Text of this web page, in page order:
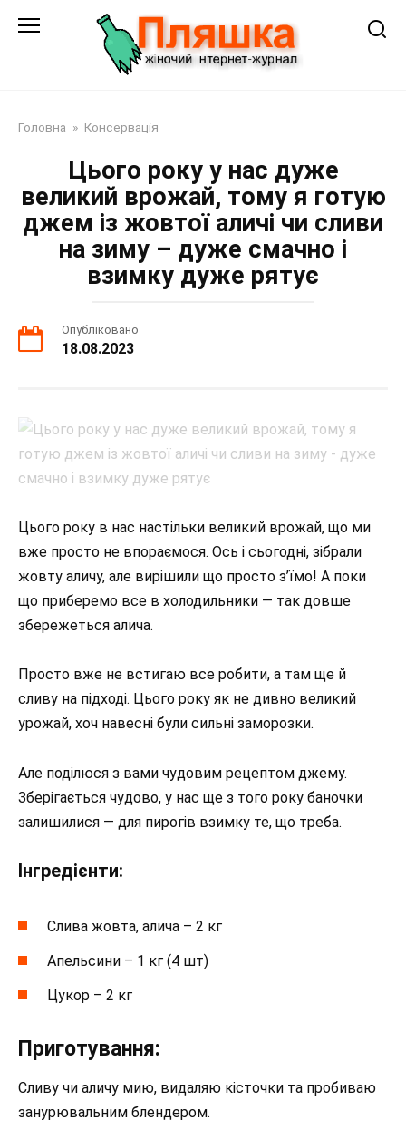
Головна » Консервація
Цього року у нас дуже
великий врожай, тому я готую
джем із жовтої аличі чи сливи
на зиму – дуже смачно і
взимку дуже рятує
Опубліковано
18.08.2023
Цього року в нас настільки великий врожай, що ми
вже просто не впораємося. Ось і сьогодні, зібрали
жовту аличу, але вирішили що просто з’їмо! А поки
що приберемо все в холодильники — так довше
збережеться алича.
Просто вже не встигаю все робити, а там ще й
сливу на підході. Цього року як не дивно великий
урожай, хоч навесні були сильні заморозки.
Але поділюся з вами чудовим рецептом джему.
Зберігається чудово, у нас ще з того року баночки
залишилися — для пирогів взимку те, що треба.
Інгредієнти:
Слива жовта, алича – 2 кг
Апельсини – 1 кг (4 шт)
Цукор – 2 кг
Приготування:
Сливу чи аличу мию, видаляю кісточки та пробиваю
занурювальним блендером.